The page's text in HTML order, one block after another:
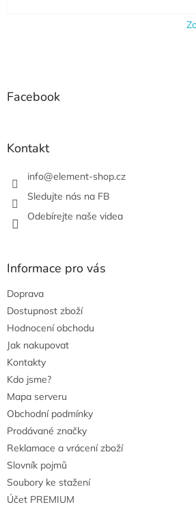
Facebook
Kontakt
info@element-shop.cz
Sledujte nás na FB
Odebírejte naše videa
Informace pro vás
Doprava
Dostupnost zboží
Hodnocení obchodu
Jak nakupovat
Kontakty
Kdo jsme?
Mapa serveru
Obchodní podmínky
Prodávané značky
Reklamace a vrácení zboží
Slovník pojmů
Soubory ke stažení
Účet PREMIUM